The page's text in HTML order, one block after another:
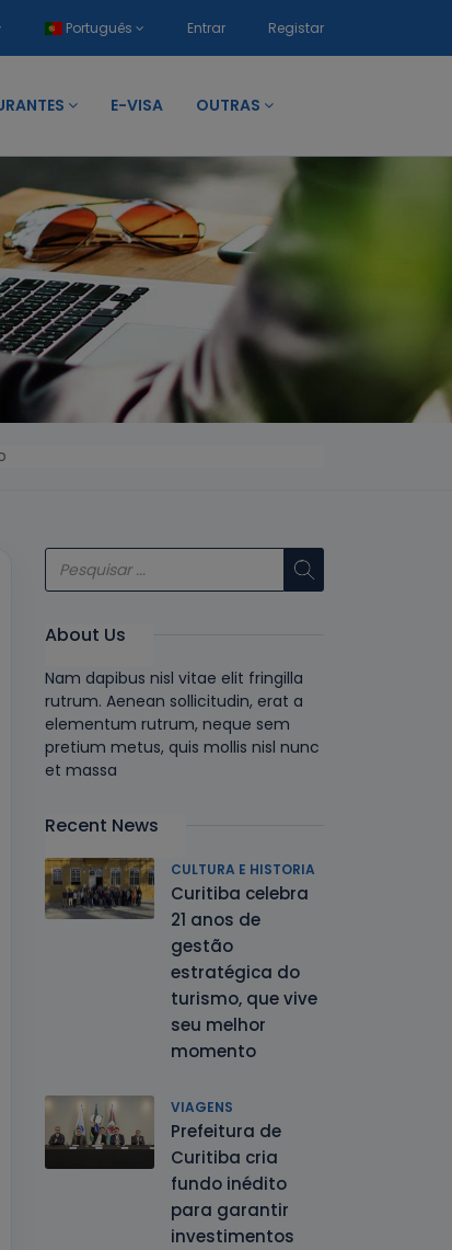
Português Entrar Registar
E-VISA OUTRAS
About Us
Nam dapibus nisl vitae elit fringilla
rutrum. Aenean sollicitudin, erat a
elementum rutrum, neque sem
pretium metus, quis mollis nisl nunc
et massa
Recent News
CULTURA E HISTORIA
Curitiba celebra
21 anos de
gestão
estratégica do
turismo, que vive
seu melhor
momento
VIAGENS
Prefeitura de
Curitiba cria
fundo inédito
para garantir
investimentos